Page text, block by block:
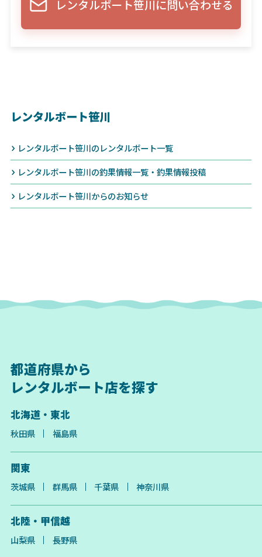
レンタルボート笹川に問い合わせる
レンタルボート笹川
レンタルボート笹川のレンタルボート一覧
レンタルボート笹川の釣果情報一覧・釣果情報投稿
レンタルボート笹川からのお知らせ
都道府県から
レンタルボート店を探す
北海道・東北
秋田県 福島県
関東
茨城県 群馬県 千葉県 神奈川県
北陸・甲信越
山梨県 長野県